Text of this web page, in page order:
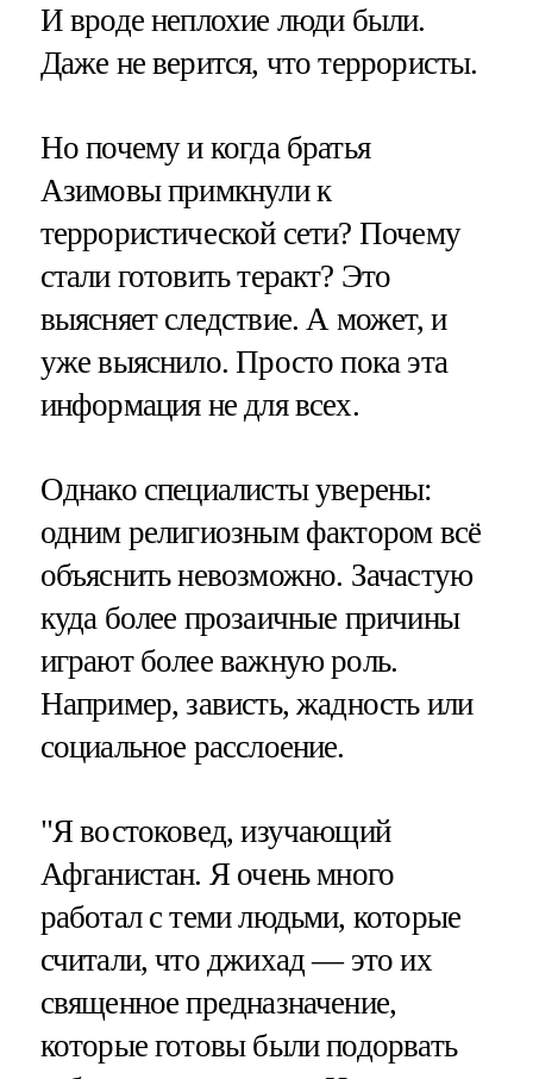
И вроде неплохие люди были.
Даже не верится, что террористы.
Но почему и когда братья
Азимовы примкнули к
террористической сети? Почему
стали готовить теракт? Это
выясняет следствие. А может, и
уже выяснило. Просто пока эта
информация не для всех.
Однако специалисты уверены:
одним религиозным фактором всё
объяснить невозможно. Зачастую
куда более прозаичные причины
играют более важную роль.
Например, зависть, жадность или
социальное расслоение.
"Я востоковед, изучающий
Афганистан. Я очень много
работал с теми людьми, которые
считали, что джихад — это их
священное предназначение,
которые готовы были подорвать